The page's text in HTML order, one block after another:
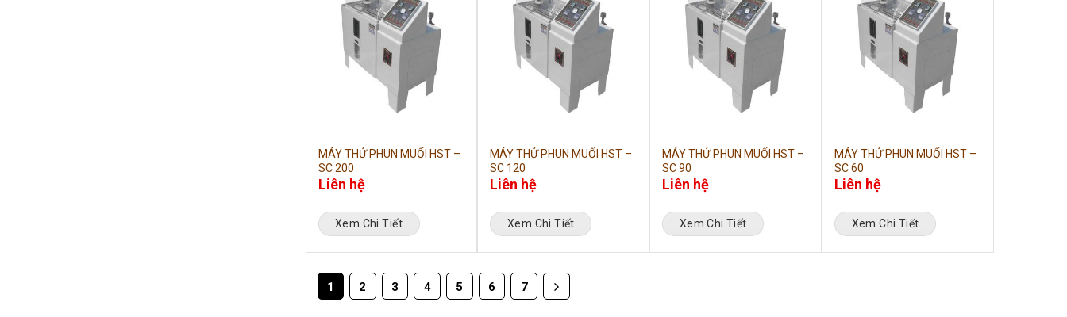
MÁY THỬ PHUN MUỐI HST –
SC 200
Liên hệ
Xem Chi Tiết
MÁY THỬ PHUN MUỐI HST –
SC 120
Liên hệ
Xem Chi Tiết
MÁY THỬ PHUN MUỐI HST –
SC 90
Liên hệ
Xem Chi Tiết
MÁY THỬ PHUN MUỐI HST –
SC 60
Liên hệ
Xem Chi Tiết
1 2 3 4 5 6 7